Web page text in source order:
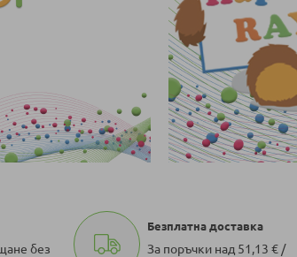
без
Безплатна доставка
За поръчки над 51,13 € /